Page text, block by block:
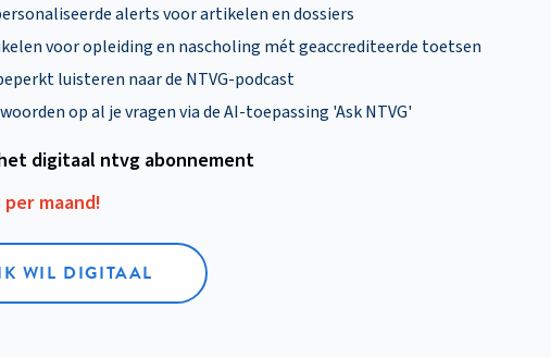
alerts voor artikelen en dossiers
voor opleiding en nascholing mét geaccrediteerde toetsen
luisteren naar de NTVG-podcast
op al je vragen via de AI-toepassing 'Ask NTVG'
digitaal ntvg abonnement
per maand!
WIL DIGITAAL